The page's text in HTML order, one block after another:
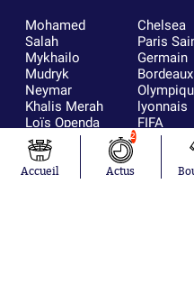
Mohamed
Salah
Mykhailo
Mudryk
Neymar
Khalis Merah
Loïs Openda
Moussa
Niakhaté
Nicolás
Chelsea
Paris
Germain
Bordeaux
lyonnais
FIFA
Real
RC
AC Milan
Accueil
2
Actus